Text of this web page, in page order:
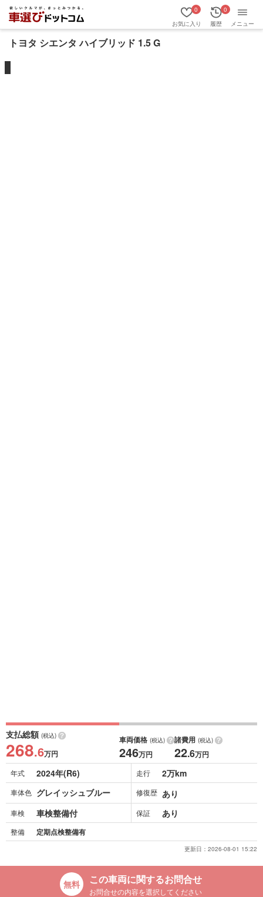
お気に入り
0
履歴
0
メニュー
トヨタ シエンタ ハイブリッド 1.5 G
支払総額 (税込)
268.6万円
車両価格 (税込)
246万円
諸費用 (税込)
22.6万円
年式 2024年(R6) 走行 2万km
車体色 グレイッシュブルー 修復歴 あり
車検 車検整備付 保証 あり
整備 定期点検整備有
更新日： 2026-08-01 15:22
この車両に関するお問合せ
お問合せの内容を選択してください